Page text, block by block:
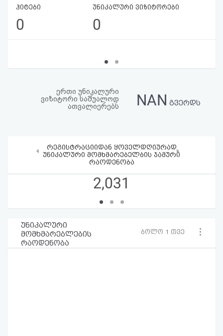
სალიცენზიო
შეთანხმება
ჰიტები
0
უნიკალური ვიზიტორები
0
ერთი უნიკალური
ვიზიტორი საშუალოდ
ათვალიერებს
NAN გვერდს
რეგისტრაციიდან ყოველდღიურად
უნიკალური მომხმარებელბის ჯამური
რაოდენობა
2,031
‹ ›
უნიკალური
მომხმარებლების
რაოდენობა
ბოლო 1 თვე